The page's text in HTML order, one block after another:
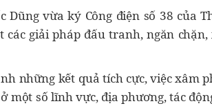
Dũng vừa ký Công điện số 38 của
các giải pháp đấu tranh, ngăn
những kết quả tích cực, việc xâm
một số lĩnh vực, địa phương, tác